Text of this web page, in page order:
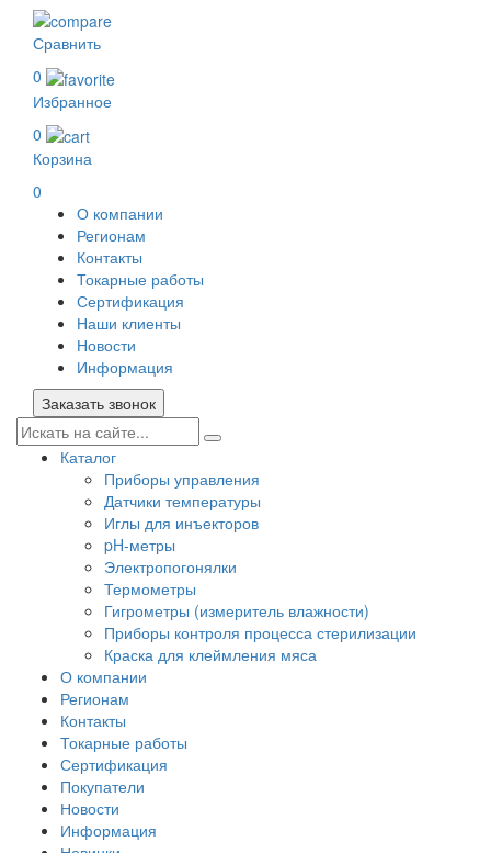
Сравнить
0
Избранное
0
Корзина
0
О компании
Регионам
Контакты
Токарные работы
Сертификация
Наши клиенты
Новости
Информация
Заказать звонок
Каталог
Приборы управления
Датчики температуры
Иглы для инъекторов
pH-метры
Электропогонялки
Термометры
Гигрометры (измеритель влажности)
Приборы контроля процесса стерилизации
Краска для клеймления мяса
О компании
Регионам
Контакты
Токарные работы
Сертификация
Покупатели
Новости
Информация